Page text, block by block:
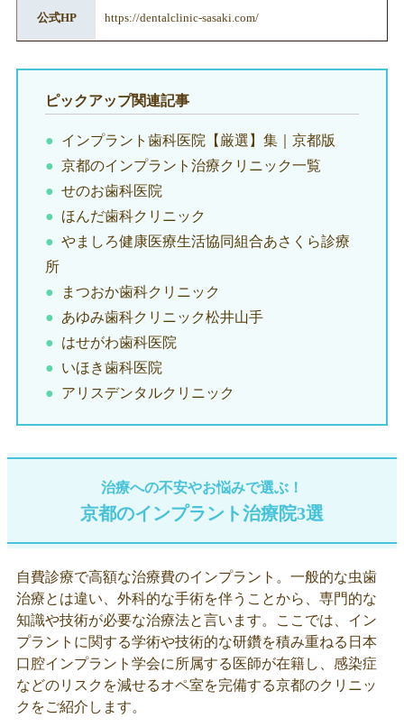
公式HP https://dentalclinic-sasaki.com/
ピックアップ関連記事
インプラント歯科医院【厳選】集｜京都版
京都のインプラント治療クリニック一覧
せのお歯科医院
ほんだ歯科クリニック
やましろ健康医療生活協同組合あさくら診療
所
まつおか歯科クリニック
あゆみ歯科クリニック松井山手
はせがわ歯科医院
いほき歯科医院
アリスデンタルクリニック
治療への不安やお悩みで選ぶ！
京都のインプラント治療院3選
自費診療で高額な治療費のインプラント。一般的な虫歯
治療とは違い、外科的な手術を伴うことから、専門的な
知識や技術が必要な治療法と言います。ここでは、イン
プラントに関する学術や技術的な研鑽を積み重ねる日本
口腔インプラント学会に所属する医師が在籍し、感染症
などのリスクを減せるオペ室を完備する京都のクリニッ
クをご紹介します。